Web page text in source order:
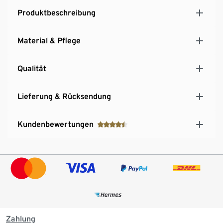
Produktbeschreibung
Material & Pflege
Qualität
Lieferung & Rücksendung
Kundenbewertungen
Zahlung